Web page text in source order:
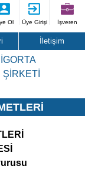
Ol Üye Girişi İşveren
İletişim